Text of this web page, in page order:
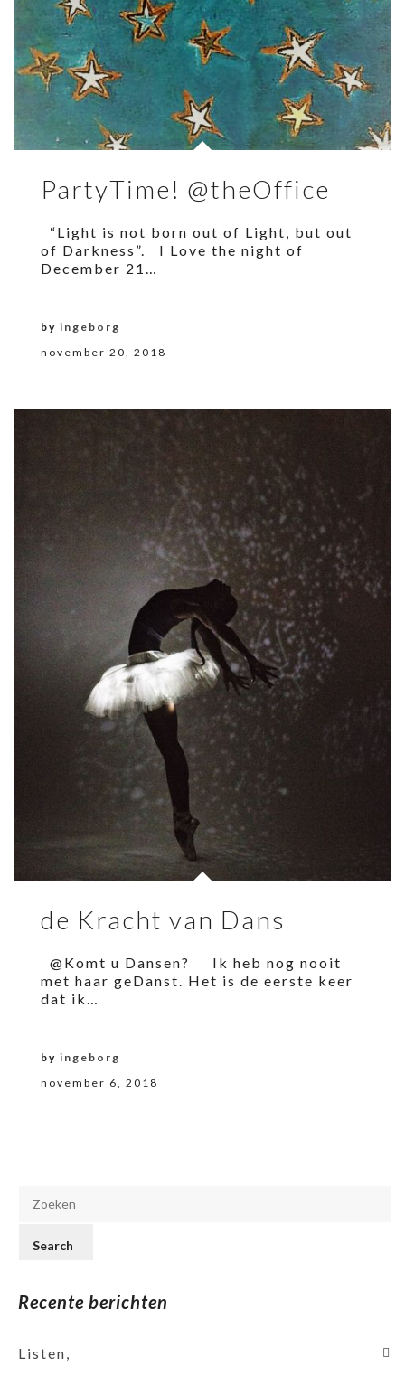
PartyTime! @theOffice
“Light is not born out of Light, but out
of Darkness”. I Love the night of
December 21…
november 20, 2018
by ingeborg
de Kracht van Dans
@Komt u Dansen? Ik heb nog nooit
met haar geDanst. Het is de eerste keer
dat ik…
november 6, 2018
by ingeborg
Recente berichten
Listen,